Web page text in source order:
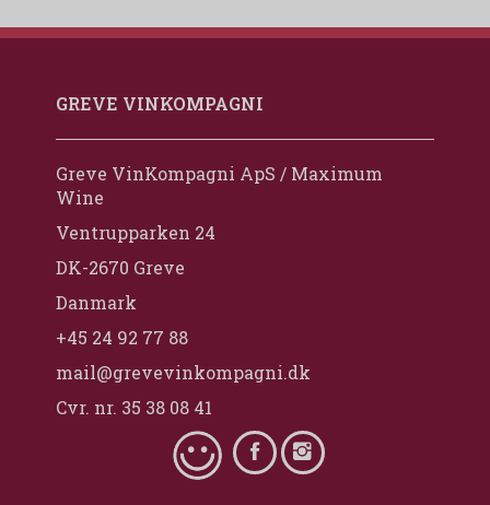
GREVE VINKOMPAGNI
Greve VinKompagni ApS / Maximum
Wine
Ventrupparken 24
DK-2670 Greve
Danmark
+45 24 92 77 88
mail@grevevinkompagni.dk
Cvr. nr. 35 38 08 41